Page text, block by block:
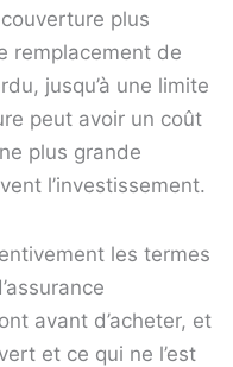
plus
remplacement de
jusqu’à une limite
peut avoir un coût
plus grande
l’investissement.
les termes
avant d’acheter, et
et ce qui ne l’est